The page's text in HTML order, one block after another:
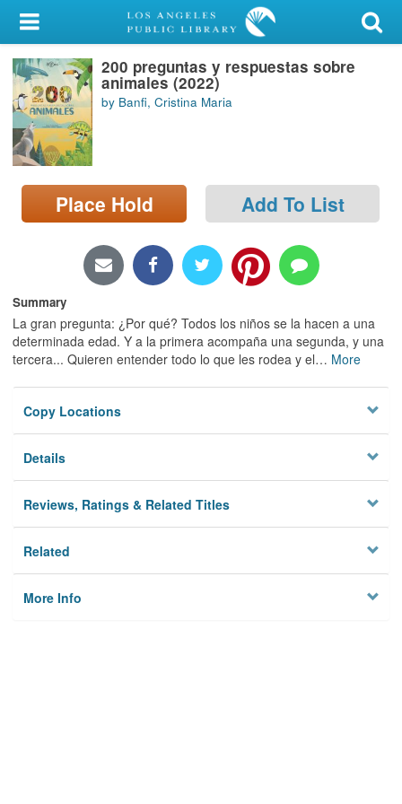
My Account
Library Card
Sign In
Search
Locations/Hours (external
page)
200 preguntas y respuestas sobre
animales (2022)
by Banfi, Cristina Maria
Place Hold Add To List
Summary
La gran pregunta: ¿Por qué? Todos los niños se la hacen a una
determinada edad. Y a la primera acompaña una segunda, y una
tercera... Quieren entender todo lo que les rodea y el… More
Copy Locations
Details
Reviews, Ratings & Related Titles
Related
More Info